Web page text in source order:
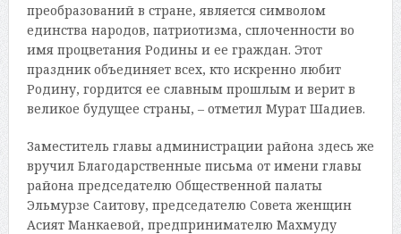
преобразований в стране, является символом
единства народов, патриотизма, сплоченности во
имя процветания Родины и ее граждан. Этот
праздник объединяет всех, кто искренно любит
Родину, гордится ее славным прошлым и верит в
великое будущее страны, – отметил Мурат Шадиев.
Заместитель главы администрации района здесь же
вручил Благодарственные письма от имени главы
района председателю Общественной палаты
Эльмурзе Саитову, председателю Совета женщин
Асият Манкаевой, предпринимателю Махмуду